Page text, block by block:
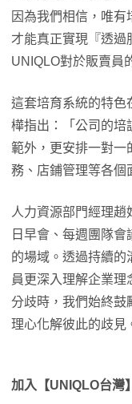
因為我們相信，唯有
才能真正實現『透過
UNIQLO對於販賣員
這套培育系統的特色
樺指出：「公司的培
範外，更安排一對一
務、店鋪管理等各個
人力資源部門經理
日早會、每週團隊
的場域。透過持續的
員更深入理解企業
分歧時，我們始終鼓
理心化解彼此的歧見
加入【UNIQLO台灣